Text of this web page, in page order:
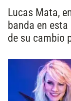
Lucas Mata,
banda en
de su cambio